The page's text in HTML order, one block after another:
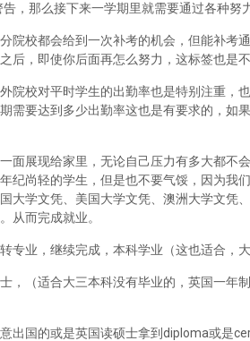
，那么接下来一学期里就需要通过各种努
院校都会给到一次补考的机会，但能补
后，即使你后面再怎么努力，这标签也是不
院校对平时学生的出勤率也是特别注重
需要达到多少出勤率这也是有要求的，
面展现给家里，无论自己压力有多大都
纪尚轻的学生，但是也不要气馁，因为
大学文凭、美国大学文凭、澳洲大学文
从而完成就业。
专业，继续完成，本科学业（这也适合，
，（适合大三本科没有毕业的，英国一
出国的或是英国读硕士拿到diploma或是